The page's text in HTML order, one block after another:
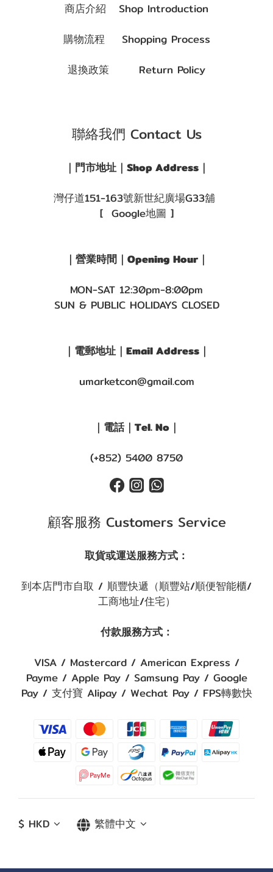
商店介紹 Shop Introduction
購物流程 Shopping Process
退換政策 Return Policy
聯絡我們 Contact Us
｜門市地址｜Shop Address｜
灣仔道151-163號新世紀廣場G33舖
[ Google地圖 ]
｜營業時間｜Opening Hour｜
MON-SAT 12:30pm-8:00pm
SUN & PUBLIC HOLIDAYS CLOSED
｜電郵地址｜Email Address｜
umarketcon@gmail.com
｜電話｜Tel. No｜
(+852) 5400 8750
顧客服務 Customers Service
取貨或運送服務方式：
到本店門市自取 / 順豐快遞（順豐站/順便智能櫃/
工商地址/住宅）
付款服務方式：
VISA / Mastercard / American Express /
Payme / Apple Pay / Samsung Pay / Google
Pay / 支付寶 Alipay / Wechat Pay / FPS轉數快
$ HKD 繁體中文